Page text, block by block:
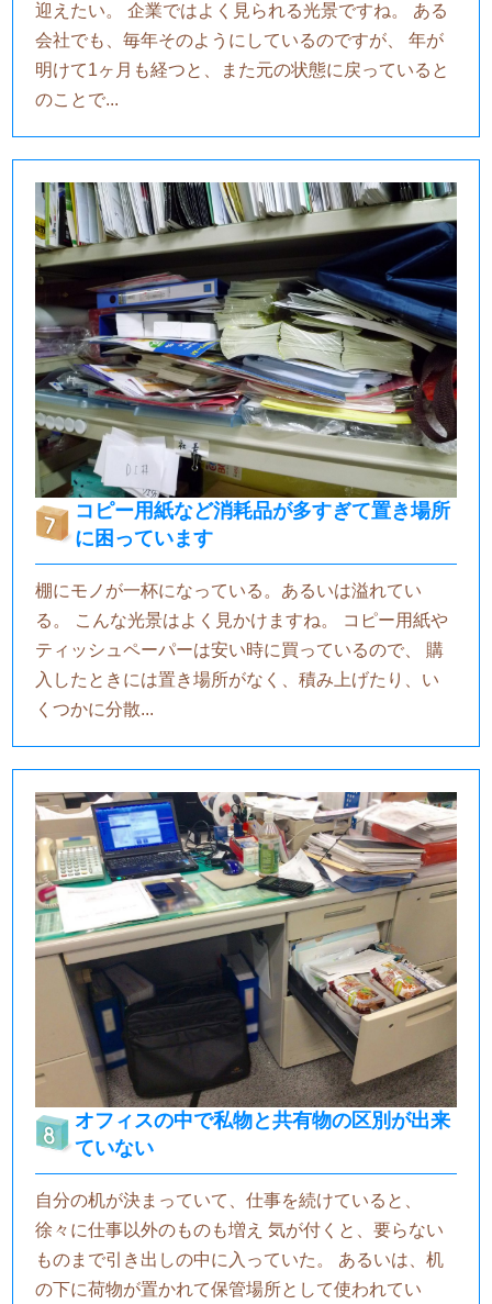
迎えたい。 企業ではよく見られる光景ですね。 ある
会社でも、毎年そのようにしているのですが、 年が
明けて1ヶ月も経つと、また元の状態に戻っていると
のことで...
コピー用紙など消耗品が多すぎて置き場所
に困っています
棚にモノが一杯になっている。あるいは溢れてい
る。 こんな光景はよく見かけますね。 コピー用紙や
ティッシュペーパーは安い時に買っているので、 購
入したときには置き場所がなく、積み上げたり、い
くつかに分散...
オフィスの中で私物と共有物の区別が出来
ていない
自分の机が決まっていて、仕事を続けていると、
徐々に仕事以外のものも増え 気が付くと、要らない
ものまで引き出しの中に入っていた。 あるいは、机
の下に荷物が置かれて保管場所として使われてい